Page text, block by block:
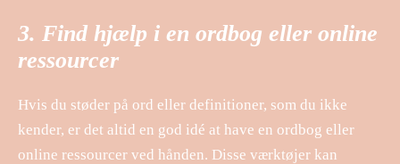
3. Find hjælp i en ordbog eller online
ressourcer
Hvis du støder på ord eller definitioner, som du ikke
kender, er det altid en god idé at have en ordbog eller
online ressourcer ved hånden. Disse værktøjer kan